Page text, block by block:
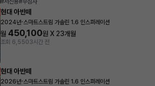
현대 아반떼
2024년·스마트스트림 가솔린 1.6 인스퍼레이션
월 450,100원 X 23개월
조회 6,5503시간 전
현대 아반떼
2026년·스마트스트림 가솔린 1.6 인스퍼레이션